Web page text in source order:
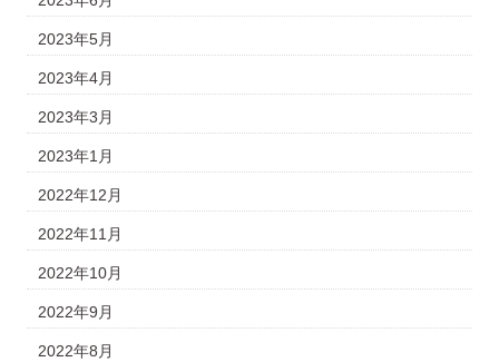
2023年5月
2023年4月
2023年3月
2023年1月
2022年12月
2022年11月
2022年10月
2022年9月
2022年8月